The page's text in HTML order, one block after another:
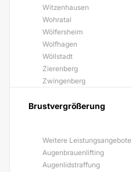
Witzenhausen
Wohratal
Wölfersheim
Wolfhagen
Wöllstadt
Zierenberg
Zwingenberg
Brustvergrößerung
Weitere Leistungsangebote
Augenbrauenlifting
Augenlidstraffung